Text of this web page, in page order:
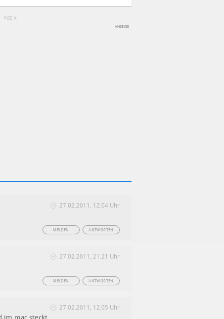
OS X
27.02.2011, 12:04 Uhr
ANTWORTEN
MELDEN
27.02.2011, 21:21 Uhr
ANTWORTEN
MELDEN
27.02.2011, 12:05 Uhr